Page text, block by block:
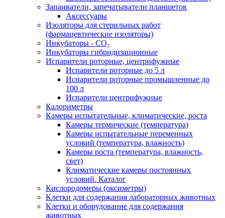
Запаиватели, запечатыватели планшетов
Аксессуары
Изоляторы для стерильных работ
(фармацевтические изоляторы)
Инкубаторы - CO₂
Инкубаторы гибридизационные
Испарители роторные, центрифужные
Испарители роторные до 5 л
Испарители роторные промышленные до
100 л
Испарители центрифужные
Калориметры
Камеры испытательные, климатические, роста
Камеры термические (температура)
Камеры испытательные переменных
условий (температура, влажность)
Камеры роста (температура, влажность,
свет)
Климатические камеры постоянных
условий. Каталог
Кислородомеры (оксиметры)
Клетки для содержания лабораторных животных
Клетки и оборудование для содержания
животных